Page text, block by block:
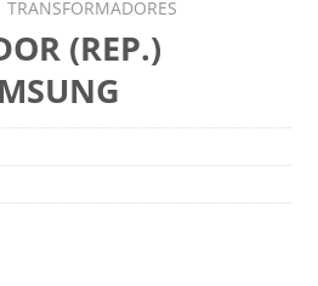
TRANSFORMADORES
(REP.)